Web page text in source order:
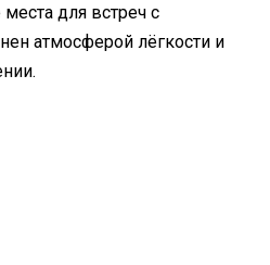
для встреч с
атмосферой лёгкости и